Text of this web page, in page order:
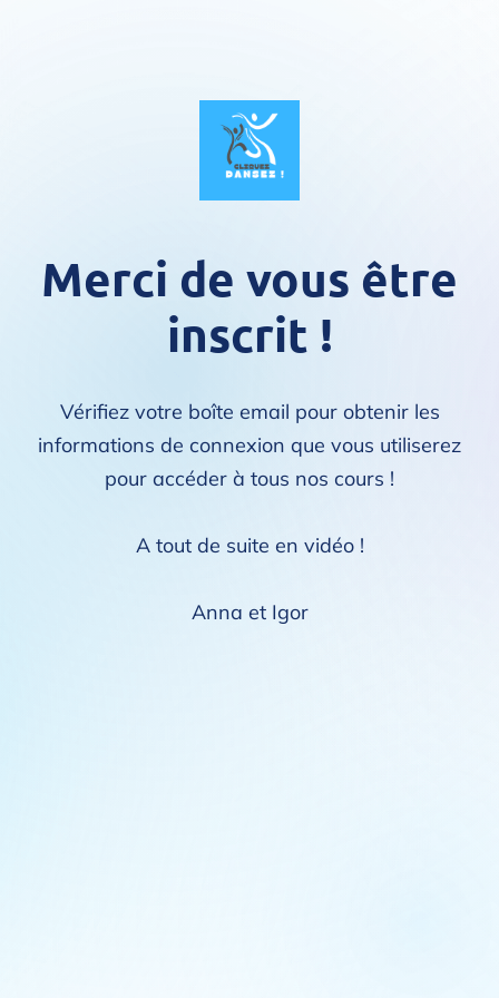
Merci de vous être
inscrit !
Vérifiez votre boîte email pour obtenir les
informations de connexion que vous utiliserez
pour accéder à tous nos cours !
A tout de suite en vidéo !
Anna et Igor